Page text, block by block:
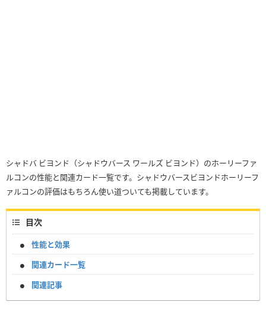
シャドバ ビヨンド（シャドウバース ワールズ ビヨンド）のホーリーファ
ルコンの性能と関連カード一覧です。シャドウバースビヨンドホーリーフ
ァルコンの評価はもちろん使い道ついても掲載しています。
目次
性能と効果
関連カード一覧
関連記事